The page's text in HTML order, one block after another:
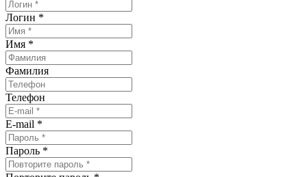
Логин *
Имя *
Фамилия
Телефон
E-mail *
Пароль *